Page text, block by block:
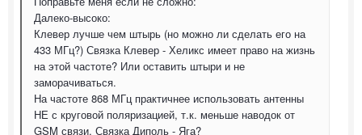
Далеко-высоко:
Клевер лучше чем штырь (но можно ли сделать его на
433 МГц?) Связка Клевер - Хеликс имеет право на жизнь
на этой частоте? Или оставить штыри и не
заморачиваться.
На частоте 868 МГц практичнее использовать антенны
НЕ с круговой поляризацией, т.к. меньше наводок от
GSM связи. Связка Диполь - Яга?